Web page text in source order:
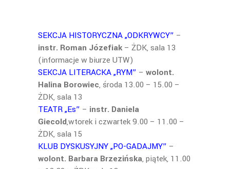
SEKCJA HISTORYCZNA „ODKRYWCY” –
instr. Roman Józefiak– ŻDK, sala 13
(informacje w biurze UTW)
SEKCJA LITERACKA „RYM” – wolont.
Halina Borowiec, środa 13.00 – 15.00 –
ŻDK, sala 13
TEATR „Es” – instr. Daniela
Giecold,wtorek i czwartek 9.00 – 11.00 –
ŻDK, sala 15
KLUB DYSKUSYJNY „PO-GADAJMY” –
wolont. Barbara Brzezińska, piątek, 11.00